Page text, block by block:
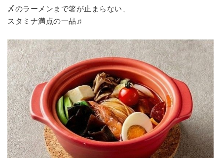
〆のラーメンまで箸が止まらない、
スタミナ満点の一品♬